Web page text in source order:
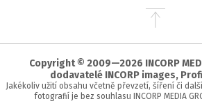
Přejít
stránky
Copyright © 2009—2026 INCORP
dodavatelé INCORP images,
Jakékoliv užití obsahu včetně převzetí, šíření či
fotografií je bez souhlasu INCORP MEDIA